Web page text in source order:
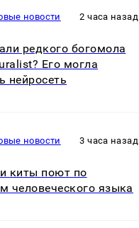
новости 2 часа назад
редкого богомола
Его могла
нейросеть
новости 3 часа назад
киты поют по
человеческого языка